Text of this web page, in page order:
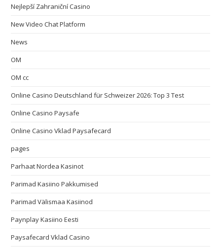
Nejlepší Zahraniční Casino
New Video Chat Platform
News
OM
OM cc
Online Casino Deutschland für Schweizer 2026: Top 3 Test
Online Casino Paysafe
Online Casino Vklad Paysafecard
pages
Parhaat Nordea Kasinot
Parimad Kasiino Pakkumised
Parimad Välismaa Kasiinod
Paynplay Kasiino Eesti
Paysafecard Vklad Casino